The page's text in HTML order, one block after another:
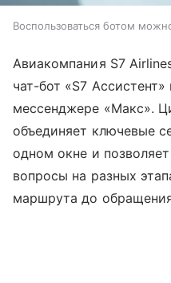
Воспользоваться ботом
Авиакомпания S7
чат-бот «S7
мессенджере «Макс».
объединяет ключевые
одном окне и
вопросы на разных
маршрута до